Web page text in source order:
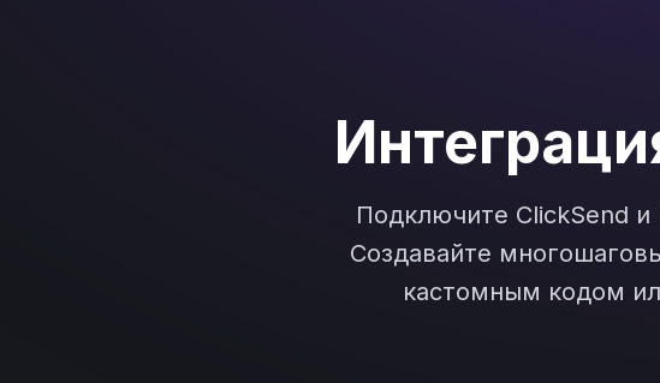
Подключите ClickSend и
Создавайте
кастомным кодом